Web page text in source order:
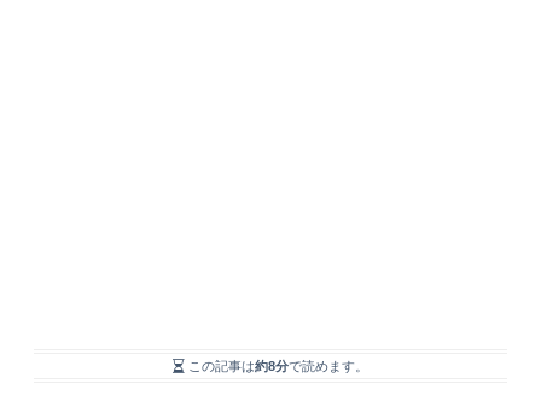
この記事は約8分で読めます。